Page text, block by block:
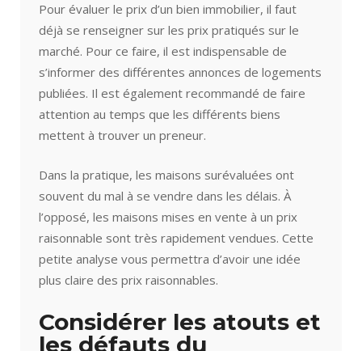
Pour évaluer le prix d’un bien immobilier, il faut
déjà se renseigner sur les prix pratiqués sur le
marché. Pour ce faire, il est indispensable de
s’informer des différentes annonces de logements
publiées. Il est également recommandé de faire
attention au temps que les différents biens
mettent à trouver un preneur.
Dans la pratique, les maisons surévaluées ont
souvent du mal à se vendre dans les délais. À
l’opposé, les maisons mises en vente à un prix
raisonnable sont très rapidement vendues. Cette
petite analyse vous permettra d’avoir une idée
plus claire des prix raisonnables.
Considérer les atouts et
les défauts du